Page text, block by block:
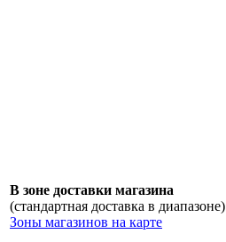
В зоне доставки магазина
(стандартная доставка в диапазоне)
Зоны магазинов на карте